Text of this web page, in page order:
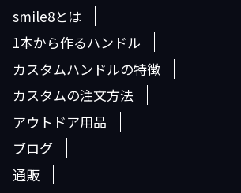
smile8とは
1本から作るハンドル
カスタムハンドルの特徴
カスタムの注文方法
アウトドア用品
ブログ
通販